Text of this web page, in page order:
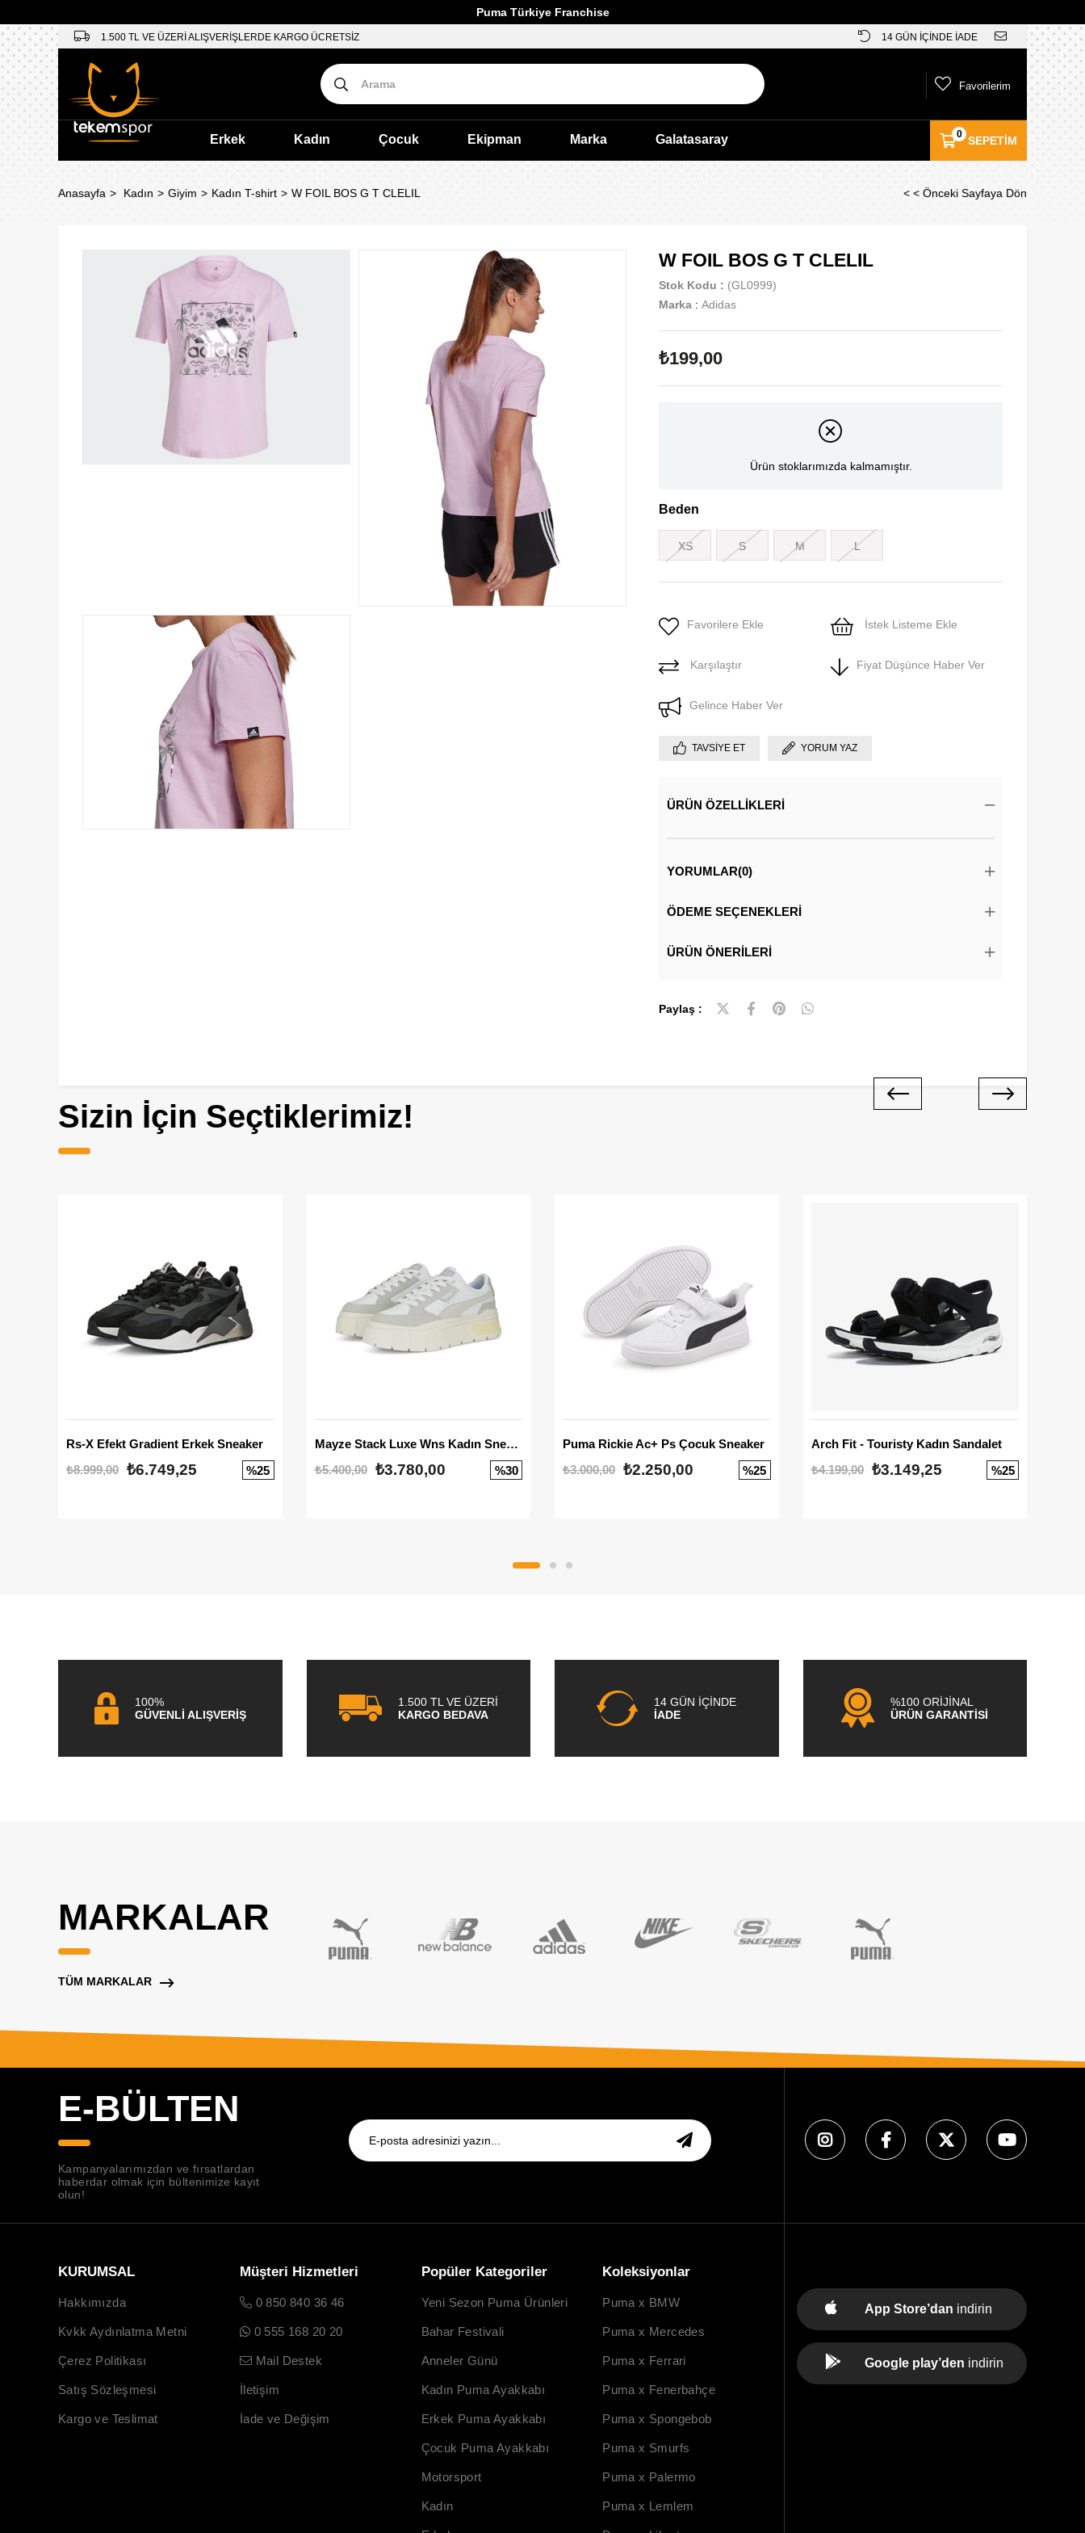
Puma Türkiye Franchise
1.500 TL VE ÜZERİ ALIŞVERİŞLERDE KARGO ÜCRETSİZ 14 GÜN İÇİNDE İADE
SEPETIM
0
Favorilerim
Erkek Kadın Çocuk Ekipman Marka Galatasaray
Anasayfa Kadın Giyim Kadın T-shirt W FOIL BOS G T CLELIL < < Önceki Sayfaya Dön
W FOIL BOS G T CLELIL
Stok Kodu
(GL0999)
Marka : Adidas
₺199,00
Ürün stoklarımızda kalmamıştır.
Beden
XS S M L
Favorilere Ekle İstek Listeme Ekle
Karşılaştır Fiyat Düşünce Haber Ver
Gelince Haber Ver
TAVSIYE ET YORUM YAZ
ÜRÜN ÖZELLIKLERI
YORUMLAR(0)
ÖDEME SEÇENEKLERI
ÜRÜN ÖNERILERI
Paylaş :
Sizin İçin Seçtiklerimiz!
Rs-X Efekt Gradient Erkek Sneaker
₺8.999,00 ₺6.749,25 %25
Mayze Stack Luxe Wns Kadın Sneaker
₺5.400,00
₺3.780,00 %30
Puma Rickie Ac+ Ps Çocuk Sneaker
₺3.000,00 ₺2.250,00 %25
Arch Fit - Touristy Kadın Sandalet
₺4.199,00
₺3.149,25 %25
100%
GÜVENLİ ALIŞVERİŞ
1.500 TL VE ÜZERİ
KARGO BEDAVA
14 GÜN İÇİNDE
İADE
%100 ORİJİNAL
ÜRÜN GARANTİSİ
MARKALAR
TÜM MARKALAR
E-BÜLTEN
Kampanyalarımızdan ve fırsatlardan
haberdar olmak için bültenimize kayıt
olun!
KURUMSAL
Hakkımızda
Kvkk Aydınlatma Metni
Çerez Politikası
Satış Sözleşmesi
Kargo ve Teslimat
Müşteri Hizmetleri
0 850 840 36 46
0 555 168 20 20
Mail Destek
İletişim
İade ve Değişim
Popüler Kategoriler
Yeni Sezon Puma Ürünleri
Bahar Festivali
Anneler Günü
Kadın Puma Ayakkabı
Erkek Puma Ayakkabı
Çocuk Puma Ayakkabı
Motorsport
Kadın
Koleksiyonlar
Puma x BMW
Puma x Mercedes
Puma x Ferrari
Puma x Fenerbahçe
Puma x Spongebob
Puma x Smurfs
Puma x Palermo
Puma x Lemlem
App Store’dan indirin
Google play’den indirin